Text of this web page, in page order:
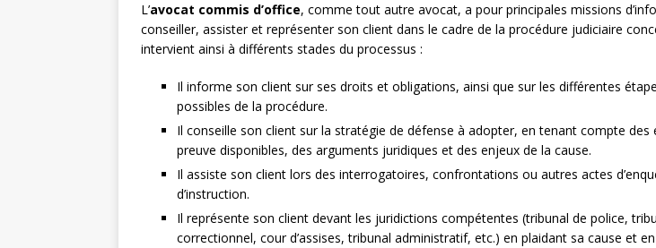
L’avocat commis d’office, comme tout autre avocat, a pour principales missions
conseiller, assister et représenter son client dans le cadre de la procédure judiciaire
intervient ainsi à différents stades du processus :
Il informe son client sur ses droits et obligations, ainsi que sur les différentes
possibles de la procédure.
Il conseille son client sur la stratégie de défense à adopter, en tenant compte des
preuve disponibles, des arguments juridiques et des enjeux de la cause.
Il assiste son client lors des interrogatoires, confrontations ou autres actes
d’instruction.
Il représente son client devant les juridictions compétentes (tribunal de police,
correctionnel, cour d’assises, tribunal administratif, etc.) en plaidant sa cause et